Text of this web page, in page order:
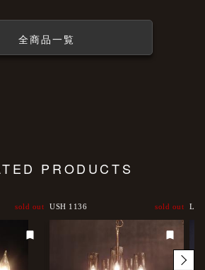
全商品一覧
PRODUCTS
sold out USH 1136 sold out